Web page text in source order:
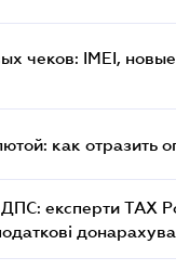
чеков: IMEI,
как отразить
експерти TAX